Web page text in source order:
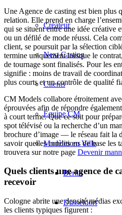
Créateur
Next Casting
Clients
Équipe CM
Modèles en Ville
Berlin
Düsseldorf
Une Agence de casting est bien plus
relation. Elle prend en charge
qui se situent entre une idée créative
ou un défilé de mode réussi. Cela
client, se poursuit par la sélection
termine uniquement lorsque le
de tournage sont finalisés. Pour les
signifie : moins de travail de
plus courts et un contrôle de qualité
CM Models collabore étroitement
éprouvées afin de répondre
à court terme. Que ce soit pour
spot télévisé ou la recherche d’un
brochure d’image — le réseau fait la
savoir quelles conditions de base les
trouvera sur notre page Devenir
Quels clients une agence de
recevoir
Cologne abrite une densité médias
les clients typiques figurent :